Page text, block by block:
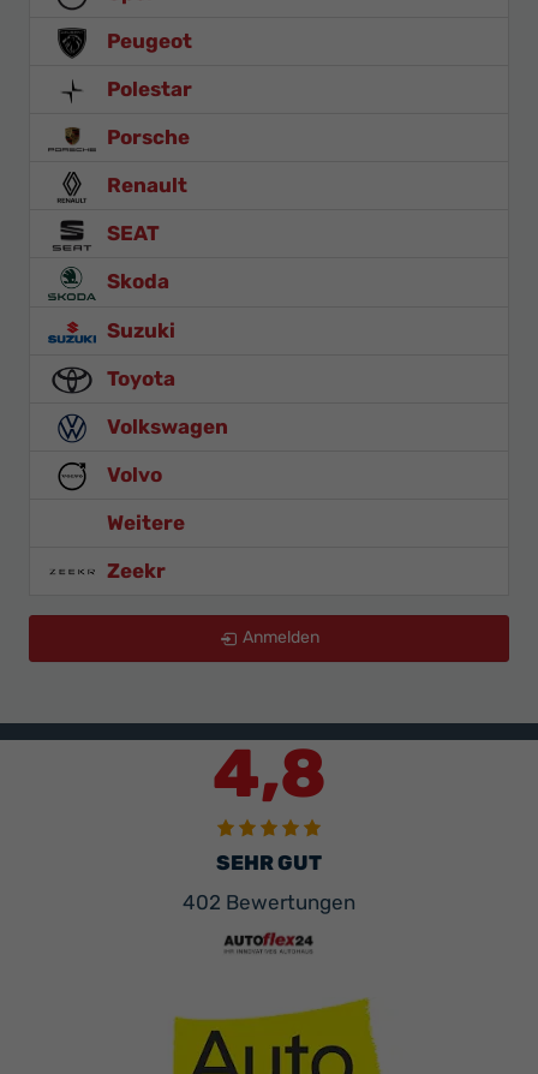
Peugeot
Polestar
Porsche
Renault
SEAT
Skoda
Suzuki
Toyota
Volkswagen
Volvo
Weitere
Zeekr
Anmelden
4,8
SEHR GUT
402 Bewertungen